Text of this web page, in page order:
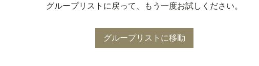
グループリストに戻って、もう一度お試しください。
グループリストに移動